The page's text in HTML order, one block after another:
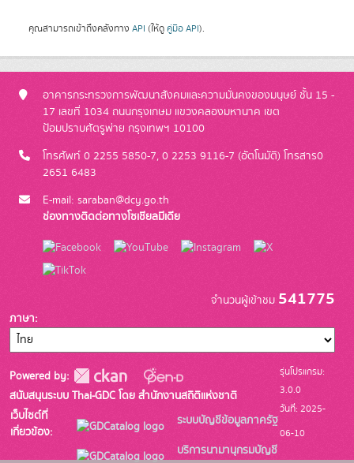
คุณสามารถเข้าถึงคลังทาง API (ให้ดู คู่มือ API).
อาคารกระทรวงการพัฒนาสังคมและความมั่นคงของมนุษย์ ชั้น 15 -
17 เลขที่ 1034 ถนนกรุงเกษม แขวงคลองมหานาค เขต
ป้อมปราบศัตรูพ่าย กรุงเทพฯ 10100
โทรศัพท์ 0 2255 5850-7, 0 2253 9116-7 (อัตโนมัติ) โทรสาร0
2651 6483
E-mail: saraban@dcy.go.th
ช่องทางติดต่อทางโซเชียลมีเดีย
จำนวนผู้เข้าชม 541775
ภาษา
Powered by:
สนับสนุนระบบ Thai-GDC โดย สำนักงานสถิติแห่งชาติ
เว็บไซต์ที่
เกี่ยวข้อง:
ระบบบัญชีข้อมูลภาครัฐ
บริการนามานุกรมบัญชี
รุ่นโปรแกรม:
3.0.0
วันที่: 2025-
06-10